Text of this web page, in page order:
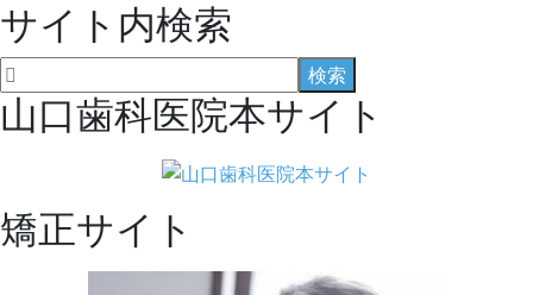
サイト内検索
山口歯科医院本サイト
矯正サイト